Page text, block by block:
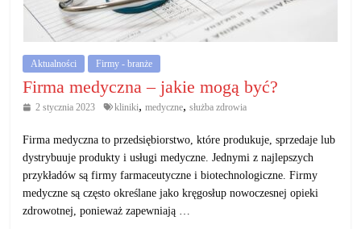
gospodarczą.
Porady
biznesowe
Aktualności Firmy - branże
Firma medyczna – jakie mogą być?
2 stycznia 2023 kliniki, medyczne, służba zdrowia
Firma medyczna to przedsiębiorstwo, które produkuje, sprzedaje lub
dystrybuuje produkty i usługi medyczne. Jednymi z najlepszych
przykładów są firmy farmaceutyczne i biotechnologiczne. Firmy
medyczne są często określane jako kręgosłup nowoczesnej opieki
zdrowotnej, ponieważ zapewniają …